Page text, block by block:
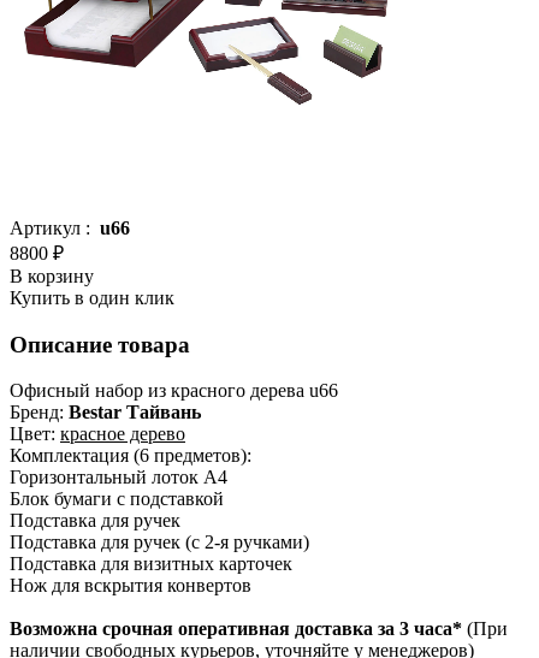
Артикул : u66
8800 ₽
В корзину
Купить в один клик
Описание товара
Офисный набор из красного дерева u66
Бренд: Bestar Тайвань
Цвет: красное дерево
Комплектация (6 предметов):
Горизонтальный лоток А4
Блок бумаги с подставкой
Подставка для ручек
Подставка для ручек (с 2-я ручками)
Подставка для визитных карточек
Нож для вскрытия конвертов
Возможна срочная оперативная доставка за 3 часа* (При
наличии свободных курьеров, уточняйте у менеджеров)